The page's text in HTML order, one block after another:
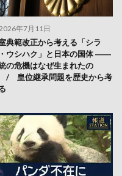
2026年7月11日
典範改正から考える「シラ
ウシハク」と日本の国体 ――
の危機はなぜ生まれたの
皇位継承問題を歴史から考